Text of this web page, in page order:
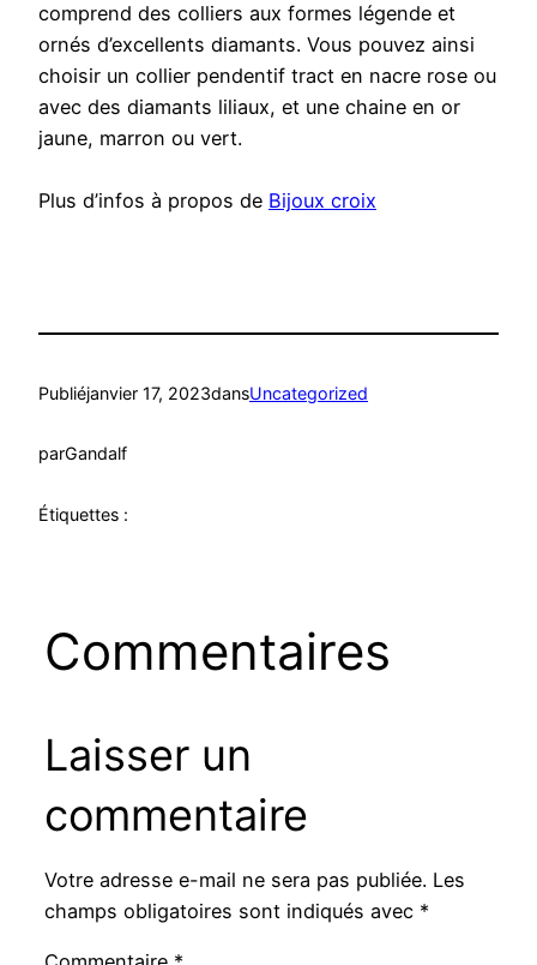
comprend des colliers aux formes légende et
ornés d’excellents diamants. Vous pouvez ainsi
choisir un collier pendentif tract en nacre rose ou
avec des diamants liliaux, et une chaine en or
jaune, marron ou vert.
Plus d’infos à propos de Bijoux croix
Publiéjanvier 17, 2023dansUncategorized
parGandalf
Étiquettes :
Commentaires
Laisser un
commentaire
Votre adresse e-mail ne sera pas publiée. Les
champs obligatoires sont indiqués avec *